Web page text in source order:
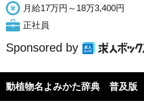
月給17万円～18万3,400円
正社員
Sponsored by
動植物名よみかた辞典 普及版